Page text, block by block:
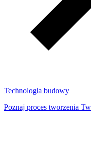
Technologia budowy
Poznaj proces tworzenia